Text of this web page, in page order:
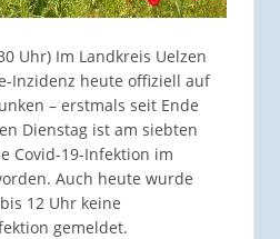
Uhr) Im Landkreis Uelzen
Inzidenz heute offiziell auf
– erstmals seit Ende
Dienstag ist am siebten
Covid-19-Infektion im
Auch heute wurde
12 Uhr keine
gemeldet.